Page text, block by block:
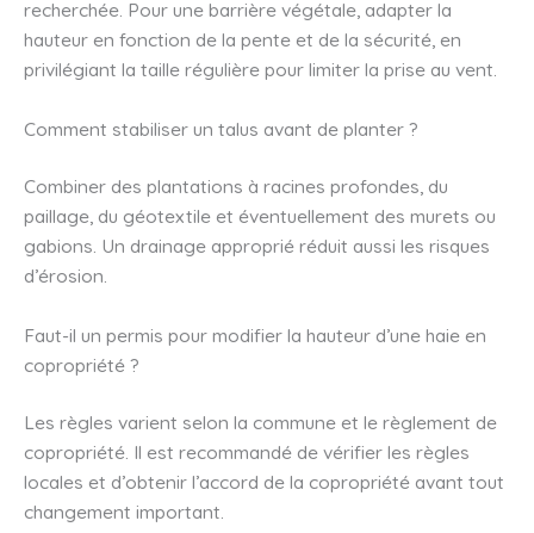
recherchée. Pour une barrière végétale, adapter la
hauteur en fonction de la pente et de la sécurité, en
privilégiant la taille régulière pour limiter la prise au vent.
Comment stabiliser un talus avant de planter ?
Combiner des plantations à racines profondes, du
paillage, du géotextile et éventuellement des murets ou
gabions. Un drainage approprié réduit aussi les risques
d’érosion.
Faut-il un permis pour modifier la hauteur d’une haie en
copropriété ?
Les règles varient selon la commune et le règlement de
copropriété. Il est recommandé de vérifier les règles
locales et d’obtenir l’accord de la copropriété avant tout
changement important.